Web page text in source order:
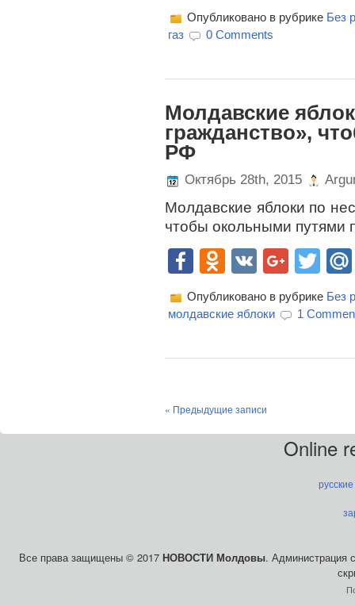
Опубликовано в рубрике Без
газ
0 Comments
Молдавские
гражданство»,
РФ
Октябрь 28th, 2015
Молдавские яблоки по
чтобы окольными путями
Facebook
VK
Опубликовано в рубрике Без
молдавские яблоки
1
« Предыдущие записи
Online
Все права защищены © 2017 НОВОСТИ Молдовы. Администрация